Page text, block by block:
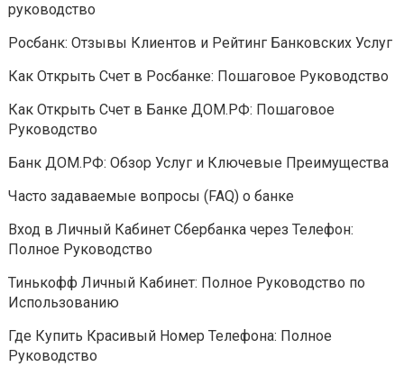
руководство
Росбанк: Отзывы Клиентов и Рейтинг Банковских Услуг
Как Открыть Счет в Росбанке: Пошаговое Руководство
Как Открыть Счет в Банке ДОМ.РФ: Пошаговое
Руководство
Банк ДОМ.РФ: Обзор Услуг и Ключевые Преимущества
Часто задаваемые вопросы (FAQ) о банке
Вход в Личный Кабинет Сбербанка через Телефон:
Полное Руководство
Тинькофф Личный Кабинет: Полное Руководство по
Использованию
Где Купить Красивый Номер Телефона: Полное
Руководство